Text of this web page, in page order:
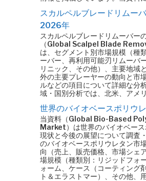
スカルペルブレードリムー
2026年
スカルペルブレードリムーバー
（Global Scalpel Blade
は、セグメント別市場規模（種
ーバー、再利用可能刃リムーバ
リニック、その他）、主要地域
外の主要プレーヤーの動向と市
ルなどの項目について詳細な分
域・国別分析では、北米、アメ
世界のバイオベースポリウ
当資料（Global Bio-Based
Market）は世界のバイオベー
現状と今後の展望について調査
のバイオベースポリウレタン市
向（売上、販売価格、市場シェ
場規模（種類別：リジッドフォ
ォーム、ケース（コーティング
ト＆エラストマー）、その他、